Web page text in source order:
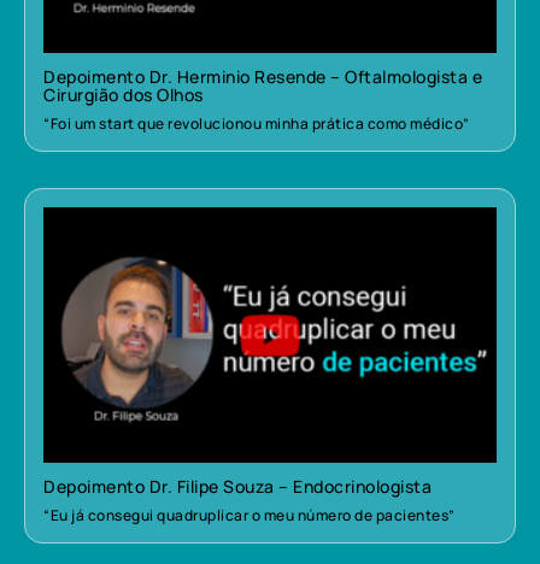
Depoimento Dr. Herminio Resende – Oftalmologista e
Cirurgião dos Olhos
“Foi um start que revolucionou minha prática como médico”
Depoimento Dr. Filipe Souza – Endocrinologista
“Eu já consegui quadruplicar o meu número de pacientes”